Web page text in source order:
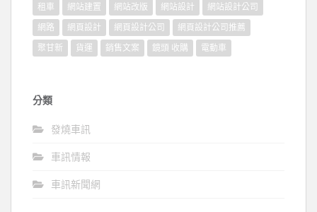
租車
網站建置 網站改版 網站設計
網站設計公司
網路
網頁設計 網頁設計公司
網頁設計公司推薦
聚甘新
貨運 銷售文案 鏡頭 收購 電動車
分類
發燒車訊
車訊情報
車訊新聞網